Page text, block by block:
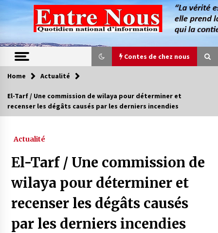
content
Contes de chez nous
Contes de chez nous
Quand la mère n’est plus là (17e partie)
Magie de sorcier
4 ans ago
Oum el Gaïla / L’ogresse du M’zab
4 ans ago
Home Actualité
El-Tarf / Une commission de wilaya pour déterminer et
recenser les dégâts causés par les derniers incendies
Actualité
El-Tarf / Une commission de
wilaya pour déterminer et
recenser les dégâts causés
par les derniers incendies